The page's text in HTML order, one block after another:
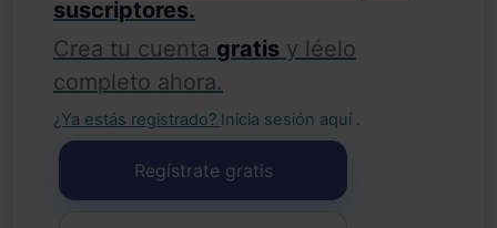
suscriptores.
Crea tu cuenta gratis y léelo
completo ahora.
¿Ya estás registrado? Inicia sesión aquí .
Regístrate gratis